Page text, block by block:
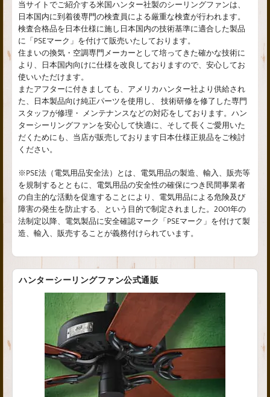
当サイトでご紹介する米国ハンター社製のシーリングファンは、
日本国内に到着後専門の検査員による厳重な検査が行われます。
検査合格品を日本仕様に施し日本国内の技術基準に適合した製品
に「PSEマーク」を付けて販売いたしております。
住まいの換気・空調専門メーカーとして培ってきた確かな技術に
より、日本国内向けに仕様を改良しておりますので、安心してお
使いいただけます。
またアフターに付きましても、アメリカハンター社より供給され
た、日本製品向け純正パーツを使用し、 技術研修を修了した専門
スタッフが修理・ メンテナンスなどの対応をしております。ハン
ターシーリングファンを安心して快適に、そして長くご愛用いた
だくためにも、当店が販売しております日本仕様正規品をご検討
ください。
※PSE法（電気用品安全法）とは、電気用品の製造、輸入、販売等
を規制するとともに、電気用品の安全性の確保につき民間事業者
の自主的な活動を促進することにより、電気用品による危険及び
障害の発生を防止する、という目的で制定されました。2001年の
法制定以降、電気製品に安全確認マーク「PSEマーク」を付けて製
造、輸入、販売することが義務付けられています。
ハンターシーリングファン公式通販